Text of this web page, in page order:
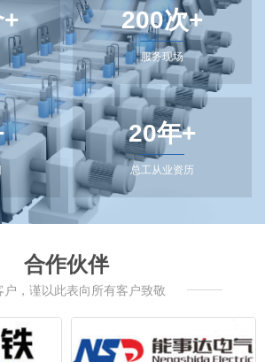
200次+
服务现场
20年+
总工从业资历
合作伙伴
户，谨以此表向所有客户致敬